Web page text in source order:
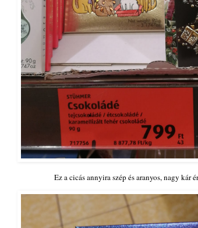
Ez a cicás annyira szép és aranyos, nagy kár